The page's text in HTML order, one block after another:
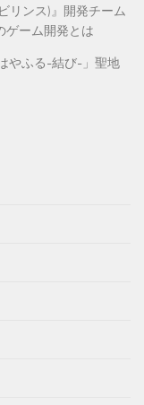
リンス)』開発チーム
ゲーム開発とは
やふる-結び-」聖地